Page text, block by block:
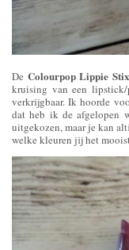
De Colourpop Lippie Stix
kruising van een
verkrijgbaar. Ik hoorde
dat heb ik de afgelopen
uitgekozen, maar je kan
welke kleuren jij het